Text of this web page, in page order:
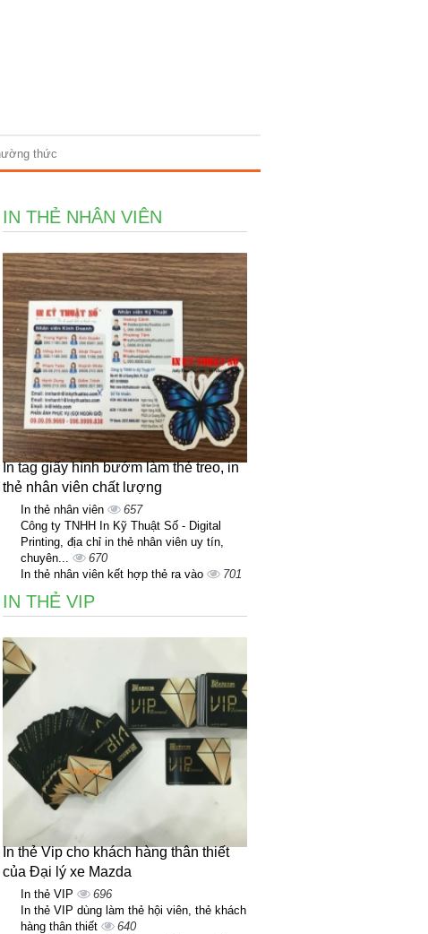
thức
IN THẺ NHÂN VIÊN
In tag giấy hình bướm làm thẻ treo, in
thẻ nhân viên chất lượng
In thẻ nhân viên
657
Công ty TNHH In Kỹ Thuật Số - Digital
Printing, địa chỉ in thẻ nhân viên uy tín,
chuyên...
670
In thẻ nhân viên kết hợp thẻ ra vào
701
IN THẺ VIP
In thẻ Vip cho khách hàng thân thiết
của Đại lý xe Mazda
In thẻ VIP
696
In thẻ VIP dùng làm thẻ hội viên, thẻ khách
hàng thân thiết
640